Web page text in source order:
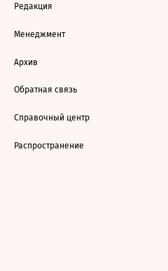
Редакция
Менеджмент
Архив
Обратная связь
Справочный центр
Распространение